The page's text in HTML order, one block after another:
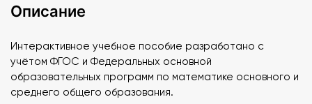
Описание
Интерактивное учебное пособие разработано с
учётом ФГОС и Федеральных основной
образовательных программ по математике основного и
среднего общего образования.